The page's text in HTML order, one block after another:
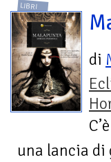
LIBRI
di
una lancia di